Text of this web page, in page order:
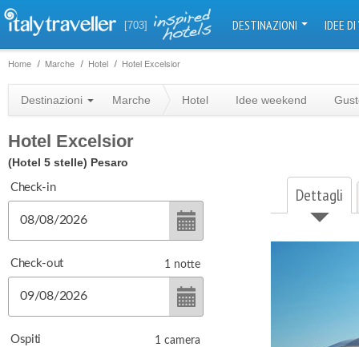
[703] DESTINAZIONI IDEE
Home Marche Hotel Hotel Excelsior
Destinazioni Marche Hotel Idee weekend
Hotel Excelsior
(Hotel 5 stelle) Pesaro
Dettagli
Check-in
Check-out 1 notte
Ospiti 1 camera